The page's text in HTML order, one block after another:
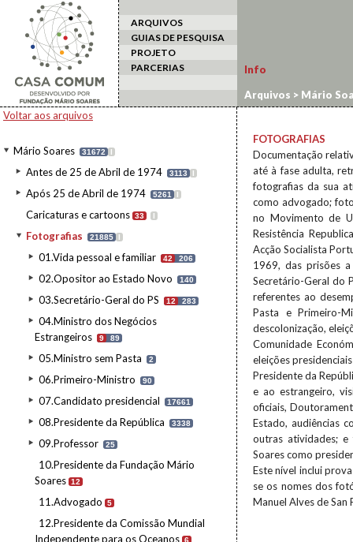
ARQUIVOS
GUIAS DE PESQUISA
PROJETO
PARCERIAS
Voltar aos arquivos
Mário Soares 31672 I
Antes de 25 de Abril de 1974 3113 I
Após 25 de Abril de 1974 5261 I
Caricaturas e cartoons 33 I
Fotografias 21885 I
01.Vida pessoal e familiar 42 206
02.Opositor ao Estado Novo 140
03.Secretário-Geral do PS 12 283
04.Ministro dos Negócios
Estrangeiros
9 89
05.Ministro sem Pasta 2
06.Primeiro-Ministro 90
07.Candidato presidencial 17661
08.Presidente da República 3338
09.Professor 25
10.Presidente da Fundação Mário
Soares 12
11.Advogado 5
12.Presidente da Comissão Mundial
Independente para os Oceanos 6
Info
Arquivos > Mário
FOTOGRAFIAS
Documentação
até à fase adulta,
fotografias da sua
como advogado;
no Movimento de
Resistência
Acção Socialista
1969, das prisões
Secretário-Geral do
referentes ao
Pasta e Primeiro-
descolonização,
Comunidade
eleições
Presidente da
e ao estrangeiro,
oficiais,
Estado, audiências
outras atividades;
Soares como
Este nível inclui
se os nomes dos
Manuel Alves de San